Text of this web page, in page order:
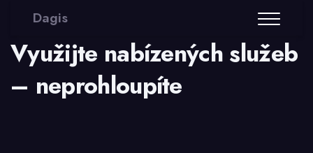
Dagis
Využijte nabízených služeb
– neprohloupíte